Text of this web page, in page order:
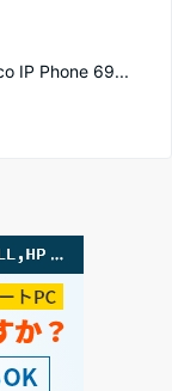
IP Phone 69...